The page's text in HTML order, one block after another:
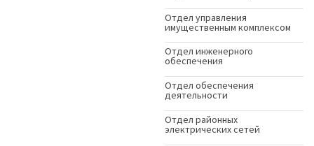
Отдел управления
имущественным комплексом
Отдел инженерного
обеспечения
Отдел обеспечения
деятельности
Отдел районных
электрических сетей